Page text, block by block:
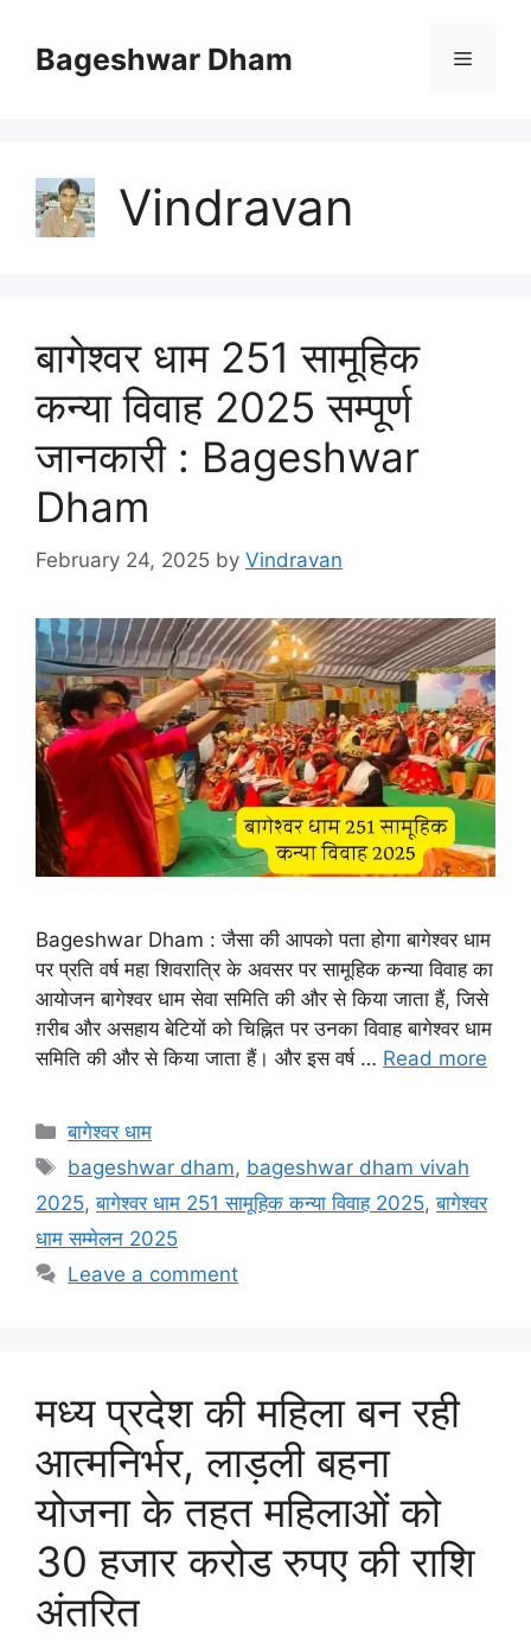
contentBageshwar Dham Menu
Vindravan
बागेश्वर धाम 251 सामूहिक
कन्या विवाह 2025 सम्पूर्ण
जानकारी : Bageshwar
Dham
February 24, 2025 by Vindravan
Bageshwar Dham : जैसा की आपको पता होगा बागेश्वर धाम
पर प्रति वर्ष महा शिवरात्रि के अवसर पर सामूहिक कन्या विवाह का
आयोजन बागेश्वर धाम सेवा समिति की और से किया जाता हैं, जिसे
ग़रीब और असहाय बेटियों को चिह्नित पर उनका विवाह बागेश्वर धाम
समिति की और से किया जाता हैं। और इस वर्ष … Read more
Categories
बागेश्वर धाम
Tags
bageshwar dham, bageshwar dham vivah
2025,बागेश्वर धाम 251 सामूहिक कन्या विवाह 2025,बागेश्वर
धाम सम्मेलन 2025
Leave a comment
मध्य प्रदेश की महिला बन रही
आत्मनिर्भर, लाड़ली बहना
योजना के तहत महिलाओं को
30 हजार करोड रुपए की राशि
अंतरित